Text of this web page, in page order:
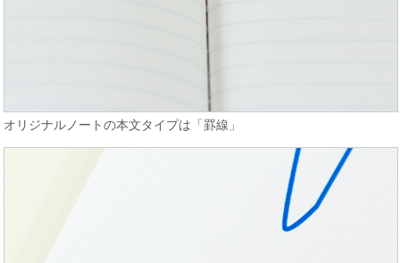
オリジナルノートの本文タイプは「罫線」